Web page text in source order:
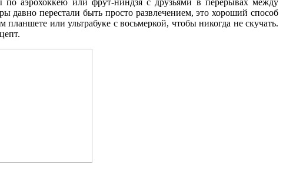
аэрохоккею или фрут-ниндзя с друзьями в перерывах между
давно перестали быть просто развлечением, это хороший способ
или ультрабуке с восьмеркой, чтобы никогда не скучать.